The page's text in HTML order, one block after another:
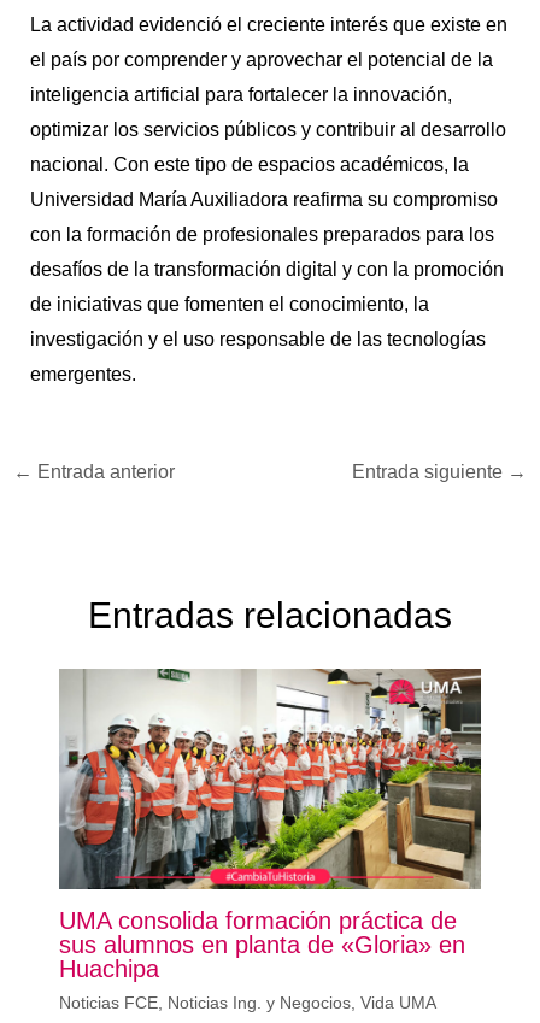
La actividad evidenció el creciente interés que existe en
el país por comprender y aprovechar el potencial de la
inteligencia artificial para fortalecer la innovación,
optimizar los servicios públicos y contribuir al desarrollo
nacional. Con este tipo de espacios académicos, la
Universidad María Auxiliadora reafirma su compromiso
con la formación de profesionales preparados para los
desafíos de la transformación digital y con la promoción
de iniciativas que fomenten el conocimiento, la
investigación y el uso responsable de las tecnologías
emergentes.
← Entrada anterior Entrada siguiente →
Entradas relacionadas
UMA consolida formación práctica de
sus alumnos en planta de «Gloria» en
Huachipa
Noticias FCE, Noticias Ing. y Negocios, Vida UMA